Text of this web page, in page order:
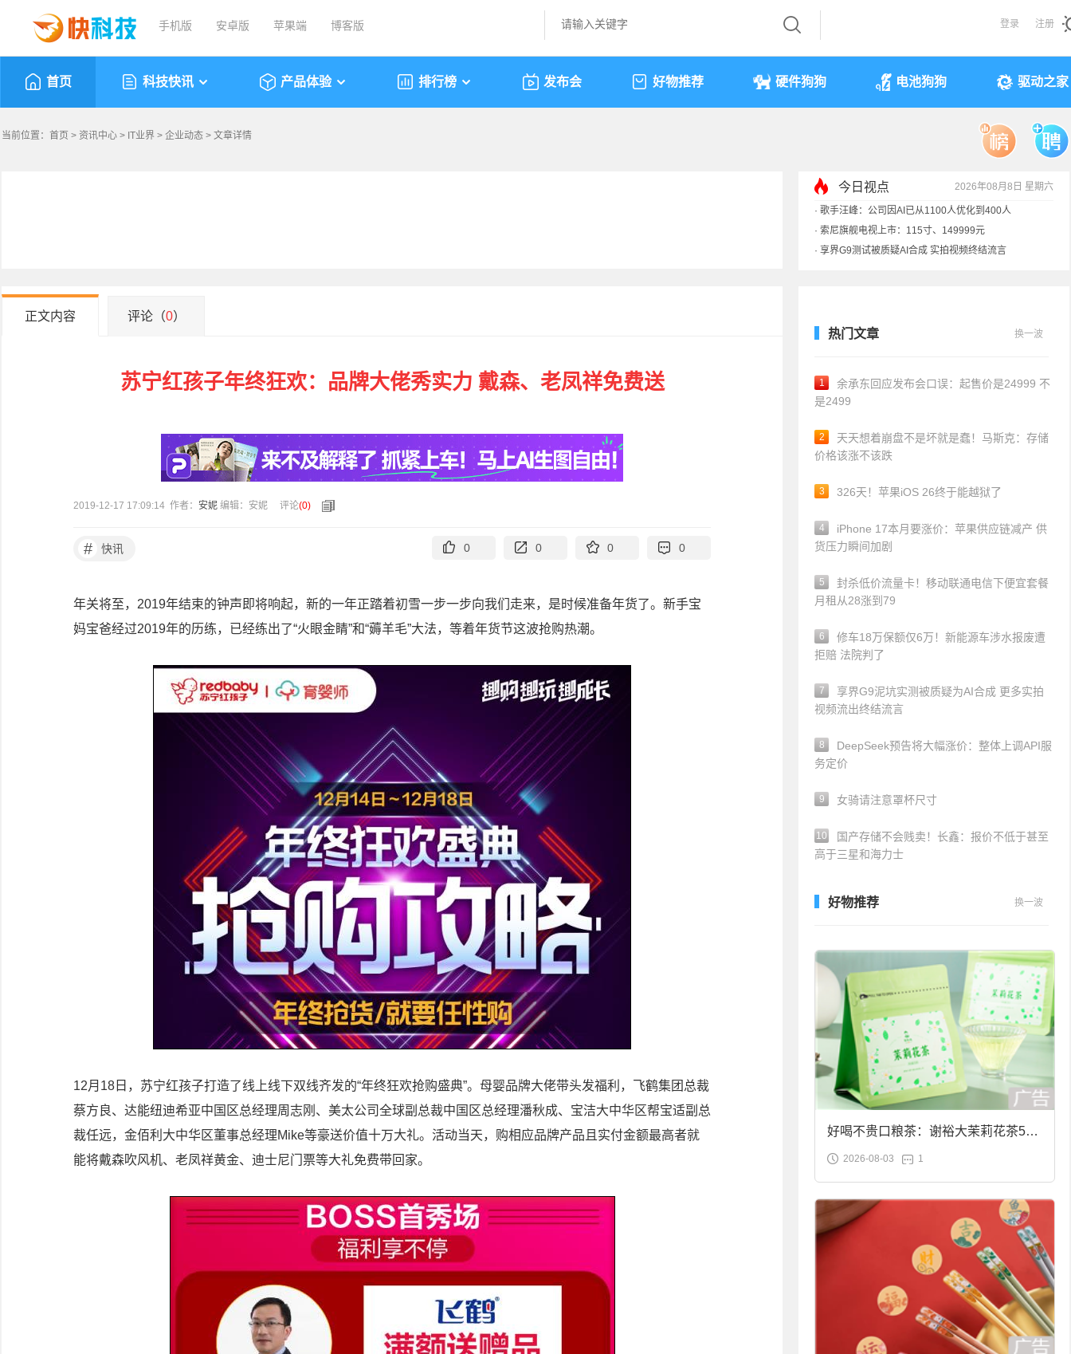
手机版 安卓版 苹果端 博客版 登录 注册
首页 科技快讯 产品体验 排行榜 发布会 好物推荐 硬件狗狗 电池狗狗 驱动之家
当前位置： 首页 > 资讯中心 > IT业界 > 企业动态 > 文章详情
今日视点 2026年08月8日 星期六
· 歌手汪峰：公司因AI已从1100人优化到400人
· 索尼旗舰电视上市：115寸、149999元
· 享界G9测试被质疑AI合成 实拍视频终结流言
正文内容 评论（0）
苏宁红孩子年终狂欢：品牌大佬秀实力 戴森、老凤祥免费送
2019-12-17 17:09:14 作者： 安妮 编辑：安妮 评论(0)
# 快讯 0 0 0 0
年关将至，2019年结束的钟声即将响起，新的一年正踏着初雪一步一步向我们走来，是时候准备年货了。新手宝
妈宝爸经过2019年的历练，已经练出了“火眼金睛”和“薅羊毛”大法，等着年货节这波抢购热潮。
12月18日，苏宁红孩子打造了线上线下双线齐发的“年终狂欢抢购盛典”。母婴品牌大佬带头发福利，飞鹤集团总裁
蔡方良、达能纽迪希亚中国区总经理周志刚、美太公司全球副总裁中国区总经理潘秋成、宝洁大中华区帮宝适副总
裁任远，金佰利大中华区董事总经理Mike等豪送价值十万大礼。活动当天，购相应品牌产品且实付金额最高者就
能将戴森吹风机、老凤祥黄金、迪士尼门票等大礼免费带回家。
热门文章 换一波
1
余承东回应发布会口误：起售价是24999 不
是2499
2
天天想着崩盘不是坏就是蠢！马斯克：存储
价格该涨不该跌
3 326天！苹果iOS 26终于能越狱了
4
iPhone 17本月要涨价：苹果供应链减产 供
货压力瞬间加剧
5
封杀低价流量卡！移动联通电信下便宜套餐
月租从28涨到79
6
修车18万保额仅6万！新能源车涉水报废遭
拒赔 法院判了
7
享界G9泥坑实测被质疑为AI合成 更多实拍
视频流出终结流言
8
DeepSeek预告将大幅涨价：整体上调API服
务定价
9 女骑请注意罩杯尺寸
10
国产存储不会贱卖！长鑫：报价不低于甚至
高于三星和海力士
好物推荐 换一波
好喝不贵口粮茶：谢裕大茉莉花茶50g
袋装9.9元到手
2026-08-03 1